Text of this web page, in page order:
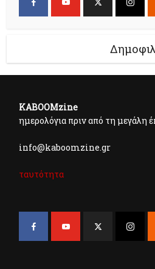
KABOOMzine
ημερολόγια πριν από τη μεγάλη
info@kaboomzine.gr
ταυτότητα